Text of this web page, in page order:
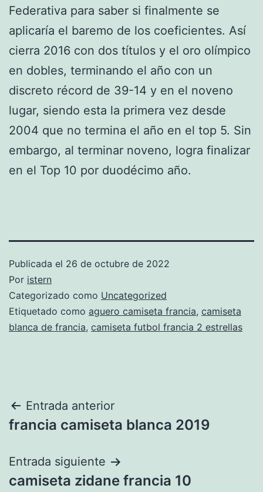
Federativa para saber si finalmente se
aplicaría el baremo de los coeficientes. Así
cierra 2016 con dos títulos y el oro olímpico
en dobles, terminando el año con un
discreto récord de 39-14 y en el noveno
lugar, siendo esta la primera vez desde
2004 que no termina el año en el top 5. Sin
embargo, al terminar noveno, logra finalizar
en el Top 10 por duodécimo año.
Publicada el 26 de octubre de 2022
Por istern
Categorizado como Uncategorized
Etiquetado como aguero camiseta francia, camiseta
blanca de francia, camiseta futbol francia 2 estrellas
Navegación
de
entradas
Entrada anterior
francia camiseta blanca 2019
Entrada siguiente
camiseta zidane francia 10